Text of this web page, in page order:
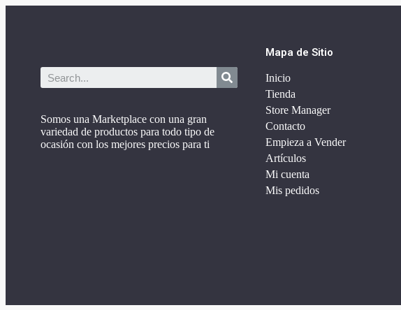
Somos una Marketplace con una gran
variedad de productos para todo tipo de
ocasión con los mejores precios para ti
Mapa de Sitio
Inicio
Tienda
Store Manager
Contacto
Empieza a Vender
Artículos
Mi cuenta
Mis pedidos